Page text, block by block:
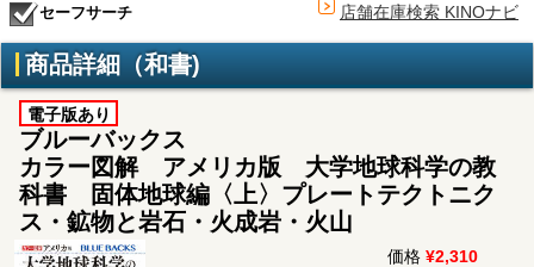
セーフサーチ 店舗在庫検索 KINOナビ
商品詳細（和書)
電子版あり
ブルーバックス
カラー図解 アメリカ版 大学地球科学の教
科書 固体地球編〈上〉プレートテクトニク
ス・鉱物と岩石・火成岩・火山
価格 ¥2,310